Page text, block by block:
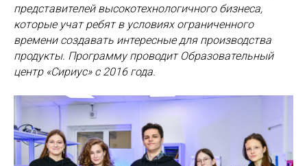
представителей высокотехнологичного бизнеса,
которые учат ребят в условиях ограниченного
времени создавать интересные для производства
продукты. Программу проводит Образовательный
центр «Сириус» с 2016 года.